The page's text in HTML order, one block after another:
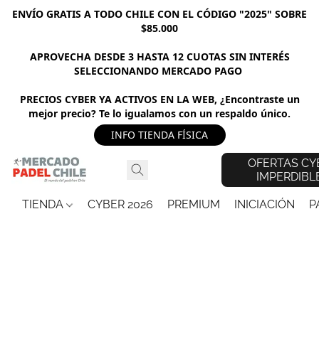
ENVÍO GRATIS A TODO CHILE CON EL CÓDIGO "2025" SOBRE
$85.000
APROVECHA DESDE 3 HASTA 12 CUOTAS SIN INTERÉS
SELECCIONANDO MERCADO PAGO
PRECIOS CYBER YA ACTIVOS EN LA WEB, ¿Encontraste un
mejor precio? Te lo igualamos con un respaldo único.
INFO TIENDA FÍSICA
OFERTAS
TIENDA CYBER 2026 PREMIUM INICIACIÓN